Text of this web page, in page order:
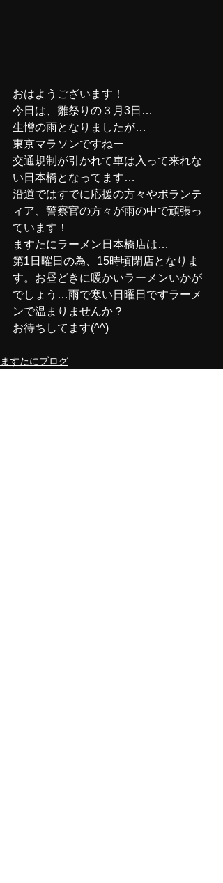
おはようございます！
今日は、雛祭りの３月3日…
生憎の雨となりましたが…
東京マラソンですねー
交通規制が引かれて車は入って来れな
い日本橋となってます…
沿道ではすでに応援の方々やボランテ
ィア、警察官の方々が雨の中で頑張っ
ています！
ますたにラーメン日本橋店は…
第1日曜日の為、15時頃閉店となりま
す。お昼どきに暖かいラーメンいかが
でしょう…雨で寒い日曜日ですラーメ
ンで温まりませんか？
お待ちしてます(^^)
ますたにブログ